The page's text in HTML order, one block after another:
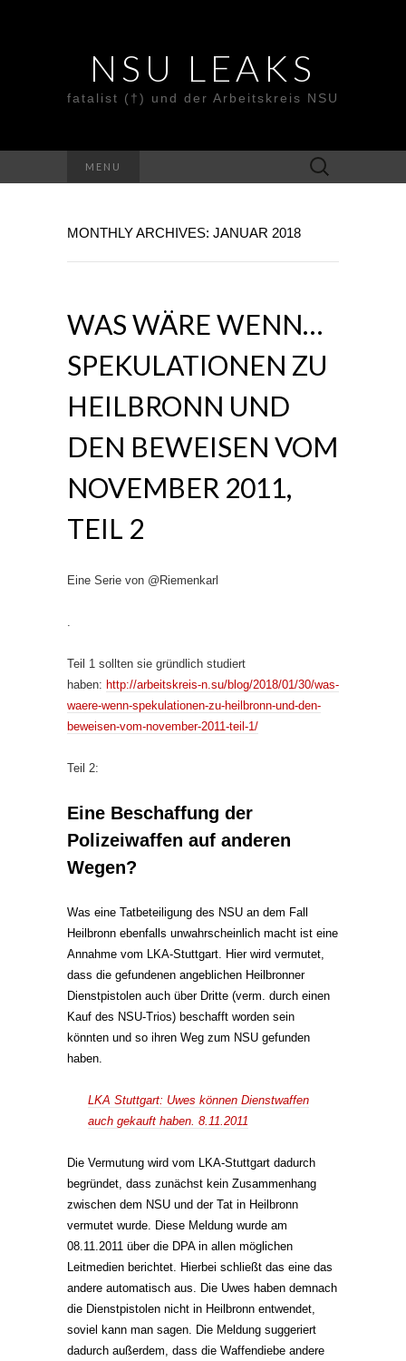
NSU LEAKS
fatalist (†) und der Arbeitskreis NSU
MENU
Suche
nach:
MONTHLY ARCHIVES: JANUAR 2018
WAS WÄRE WENN…
SPEKULATIONEN ZU
HEILBRONN UND
DEN BEWEISEN VOM
NOVEMBER 2011,
TEIL 2
Eine Serie von @Riemenkarl
.
Teil 1 sollten sie gründlich studiert
haben: http://arbeitskreis-n.su/blog/2018/01/30/was-
waere-wenn-spekulationen-zu-heilbronn-und-den-
beweisen-vom-november-2011-teil-1/
Teil 2:
Eine Beschaffung der
Polizeiwaffen auf anderen
Wegen?
Was eine Tatbeteiligung des NSU an dem Fall
Heilbronn ebenfalls unwahrscheinlich macht ist eine
Annahme vom LKA-Stuttgart. Hier wird vermutet,
dass die gefundenen angeblichen Heilbronner
Dienstpistolen auch über Dritte (verm. durch einen
Kauf des NSU-Trios) beschafft worden sein
könnten und so ihren Weg zum NSU gefunden
haben.
LKA Stuttgart: Uwes können Dienstwaffen
auch gekauft haben. 8.11.2011
Die Vermutung wird vom LKA-Stuttgart dadurch
begründet, dass zunächst kein Zusammenhang
zwischen dem NSU und der Tat in Heilbronn
vermutet wurde. Diese Meldung wurde am
08.11.2011 über die DPA in allen möglichen
Leitmedien berichtet. Hierbei schließt das eine das
andere automatisch aus. Die Uwes haben demnach
die Dienstpistolen nicht in Heilbronn entwendet,
soviel kann man sagen. Die Meldung suggeriert
dadurch außerdem, dass die Waffendiebe andere